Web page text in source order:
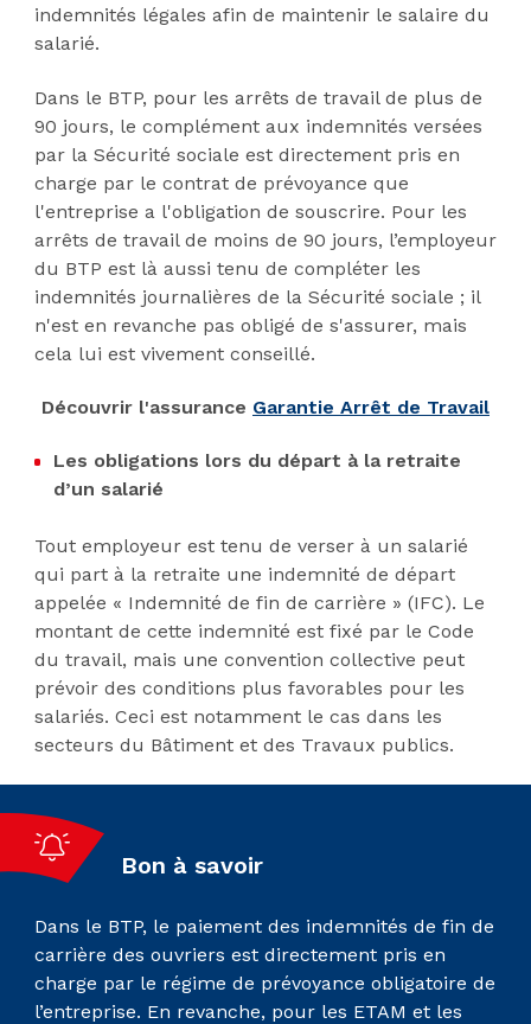
indemnités légales afin de maintenir le salaire du
salarié.
Dans le BTP, pour les arrêts de travail de plus de
90 jours, le complément aux indemnités versées
par la Sécurité sociale est directement pris en
charge par le contrat de prévoyance que
l'entreprise a l'obligation de souscrire. Pour les
arrêts de travail de moins de 90 jours, l’employeur
du BTP est là aussi tenu de compléter les
indemnités journalières de la Sécurité sociale ; il
n'est en revanche pas obligé de s'assurer, mais
cela lui est vivement conseillé.
Découvrir l'assurance Garantie Arrêt de Travail
Les obligations lors du départ à la retraite
d’un salarié
Tout employeur est tenu de verser à un salarié
qui part à la retraite une indemnité de départ
appelée « Indemnité de fin de carrière » (IFC). Le
montant de cette indemnité est fixé par le Code
du travail, mais une convention collective peut
prévoir des conditions plus favorables pour les
salariés. Ceci est notamment le cas dans les
secteurs du Bâtiment et des Travaux publics.
Bon à savoir
Dans le BTP, le paiement des indemnités de fin de
carrière des ouvriers est directement pris en
charge par le régime de prévoyance obligatoire de
l’entreprise. En revanche, pour les ETAM et les